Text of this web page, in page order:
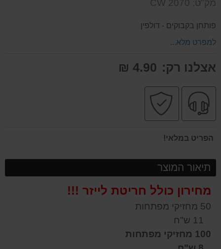
המוצר
מק"ט: CW 2070
פותחן בקבוקים - דולפין
למפרט מלא...
אצלנו רק: 4.90 ₪
שירות
מקצועי
הפריט במלאי!
תיאור המוצר
מחירון כולל חריטת לייזר !!!
50 מחזיקי מפתחות
100 מחזיקי מפתחות